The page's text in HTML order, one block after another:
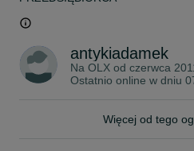
antykiadamek
Na OLX od czerwca
Ostatnio online w dniu
Więcej od tego